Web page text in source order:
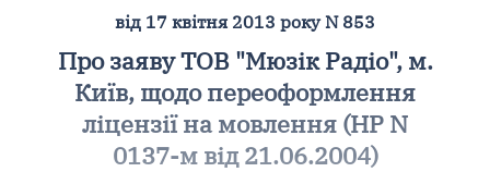
від 17 квітня 2013 року N 853
Про заяву ТОВ "Мюзік Радіо", м.
Київ, щодо переоформлення
ліцензії на мовлення (НР N
0137-м від 21.06.2004)